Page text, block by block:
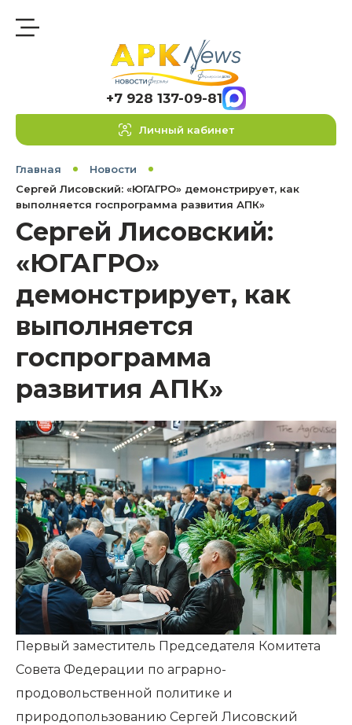
+7 928 137-09-81
Личный кабинет
Главная
Новости
Сергей Лисовский: «ЮГАГРО» демонстрирует, как
выполняется госпрограмма развития АПК»
Сергей Лисовский:
«ЮГАГРО»
демонстрирует, как
выполняется
госпрограмма
развития АПК»
Первый заместитель Председателя Комитета
Совета Федерации по аграрно-
продовольственной политике и
природопользованию Сергей Лисовский